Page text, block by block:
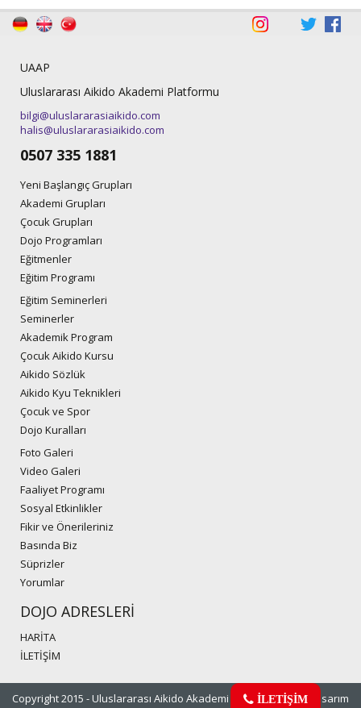
İLETİŞİM
UAAP
Uluslararası Aikido Akademi Platformu
bilgi@uluslararasiaikido.com
halis@uluslararasiaikido.com
0507 335 1881
Yeni Başlangıç Grupları
Akademi Grupları
Çocuk Grupları
Dojo Programları
Eğitmenler
Eğitim Programı
Eğitim Seminerleri
Seminerler
Akademik Program
Çocuk Aikido Kursu
Aikido Sözlük
Aikido Kyu Teknikleri
Çocuk ve Spor
Dojo Kuralları
Foto Galeri
Video Galeri
Faaliyet Programı
Sosyal Etkinlikler
Fikir ve Önerileriniz
Basında Biz
Süprizler
Yorumlar
DOJO ADRESLERİ
HARİTA
İLETİŞİM
Copyright 2015 - Uluslararası Aikido Akademi Platformu web tasarım